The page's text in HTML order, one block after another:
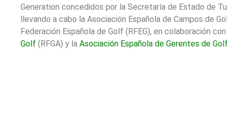
Generation concedidos por la Secretaría de Estado de
llevando a cabo la Asociación Española de Campos de
Federación Española de Golf (RFEG), en colaboración
Golf (RFGA) y la Asociación Española de Gerentes de Golf